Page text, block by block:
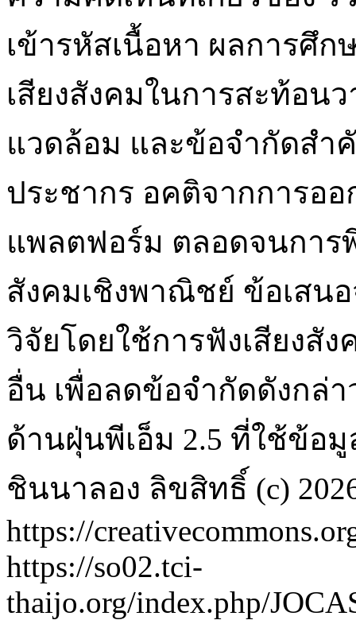
เข้ารหัสเนื้อหา ผลการศึ
เสียงสังคมในการสะท้อน
แวดล้อม และข้อจำกัดส
ประชากร อคติจากการอ
แพลตฟอร์ม ตลอดจนการ
สังคมเชิงพาณิชย์ ข้อเสน
วิจัยโดยใช้การฟังเสียงสั
อื่น เพื่อลดข้อจำกัดดังกล่
ด้านฝุ่นพีเอ็ม 2.5 ที่ใช้ข้อมู
ชินนาลอง ลิขสิทธิ์ (c)
https://
https://so02.tci-
thaijo.org/index.php/